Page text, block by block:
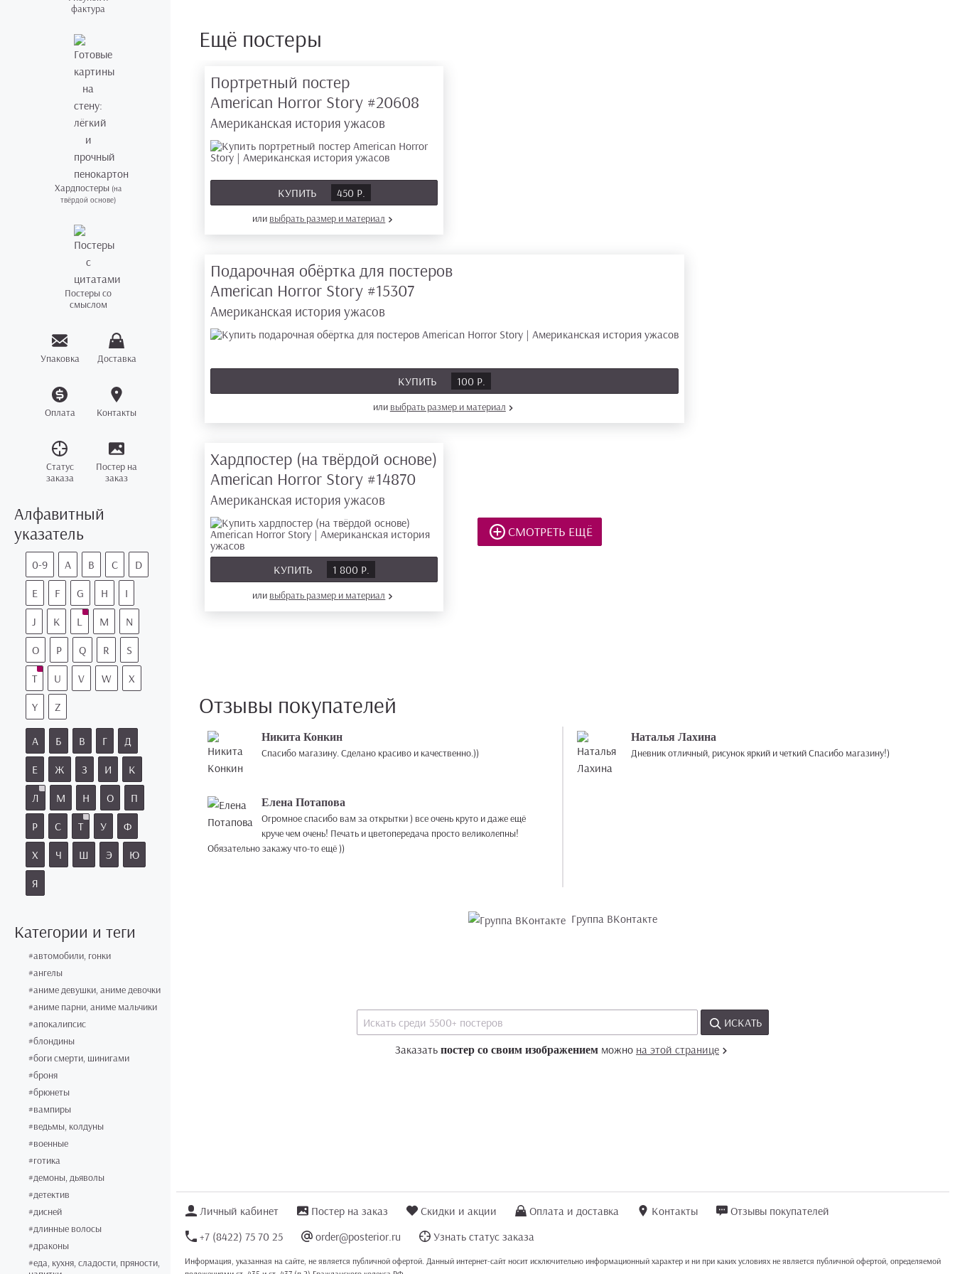
фактура
Хардпостеры (на
твёрдой основе)
Постеры со
смыслом
Упаковка Доставка
Оплата Контакты
Статус
заказа
Постер на
заказ
Алфавитный
указатель
0-9 A B C
D
E
F G H
I
J
K L M
N
O
P Q R
S
T
U V W
X
Y
Z
А Б В Г
Д
Е
Ж З И
К
Л
М Н О
П
Р
С Т У
Ф
Х
Ч Ш Э
Ю
Я
Категории и теги
#автомобили, гонки
#ангелы
#аниме девушки, аниме девочки
#аниме парни, аниме мальчики
#апокалипсис
#блондины
#боги смерти, шинигами
#броня
#брюнеты
#вампиры
#ведьмы, колдуны
#военные
#готика
#демоны, дьяволы
#детектив
#дисней
#длинные волосы
#драконы
#еда, кухня, сладости, пряности,
Ещё постеры
Портретный постер
American Horror Story #20608
Американская история ужасов
КУПИТЬ 450 Р.
или выбрать размер и материал
Подарочная обёртка для постеров
American Horror Story #15307
Американская история ужасов
КУПИТЬ 100 Р.
или выбрать размер и материал
Хардпостер (на твёрдой основе)
American Horror Story #14870
Американская история ужасов
КУПИТЬ 1 800 Р.
или выбрать размер и материал
СМОТРЕТЬ ЕЩЁ
Отзывы покупателей
Никита Конкин
Спасибо магазину. Сделано красиво и качественно.))
Елена Потапова
Огромное спасибо вам за открытки ) все очень круто и даже ещё
круче чем очень! Печать и цветопередача просто великолепны!
Обязательно закажу что-то ещё ))
Наталья Лахина
Дневник отличный, рисунок яркий и четкий Спасибо магазину!)
Группа ВКонтакте
ИСКАТЬ
Заказать постер со своим изображением можно на этой странице
Личный кабинет Постер на заказ Скидки и акции Оплата и доставка Контакты
Отзывы покупателей
+7 (8422) 75 70 25
order@posterior.ru Узнать статус заказа
Информация, указанная на сайте, не является публичной офертой. Данный интернет-сайт носит исключительно информационный характер и ни при каких условиях не является публичной офертой, определяемой